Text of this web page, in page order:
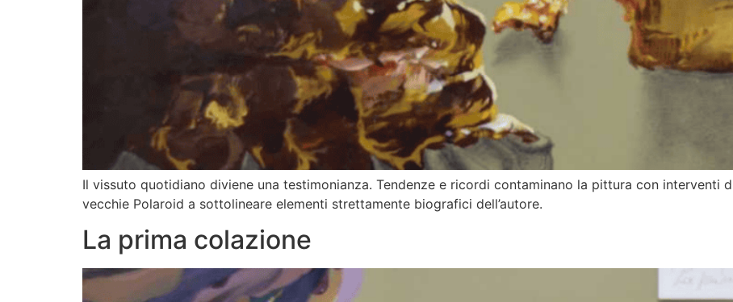
Il vissuto quotidiano diviene una testimonianza. Tendenze e ricordi contaminano la pittura con interventi
vecchie Polaroid a sottolineare elementi strettamente biografici dell’autore.
La prima colazione